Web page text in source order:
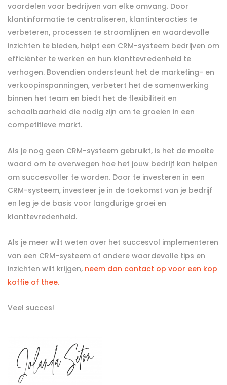
voordelen voor bedrijven van elke omvang. Door
klantinformatie te centraliseren, klantinteracties te
verbeteren, processen te stroomlijnen en waardevolle
inzichten te bieden, helpt een CRM-systeem bedrijven om
efficiënter te werken en hun klanttevredenheid te
verhogen. Bovendien ondersteunt het de marketing- en
verkoopinspanningen, verbetert het de samenwerking
binnen het team en biedt het de flexibiliteit en
schaalbaarheid die nodig zijn om te groeien in een
competitieve markt.
Als je nog geen CRM-systeem gebruikt, is het de moeite
waard om te overwegen hoe het jouw bedrijf kan helpen
om succesvoller te worden. Door te investeren in een
CRM-systeem, investeer je in de toekomst van je bedrijf
en leg je de basis voor langdurige groei en
klanttevredenheid.
Als je meer wilt weten over het succesvol implementeren
van een CRM-systeem of andere waardevolle tips en
inzichten wilt krijgen, neem dan contact op voor een kop
koffie of thee.
Veel succes!